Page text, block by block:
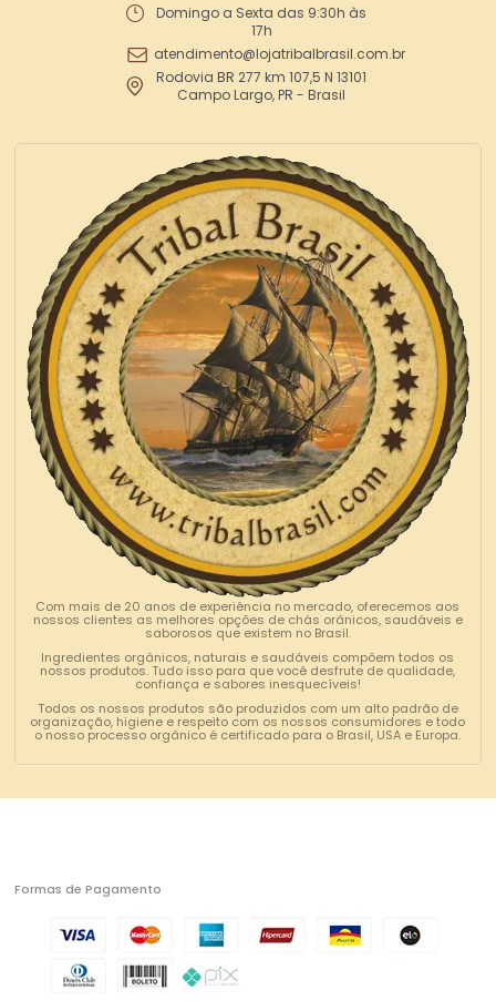
Domingo a Sexta das 9:30h às
17h
atendimento@lojatribalbrasil.com.br
Rodovia BR 277 km 107,5 N 13101
Campo Largo, PR - Brasil
Com mais de 20 anos de experiência no mercado, oferecemos aos
nossos clientes as melhores opções de chás orânicos, saudáveis e
saborosos que existem no Brasil.
Ingredientes orgânicos, naturais e saudáveis compõem todos os
nossos produtos. Tudo isso para que você desfrute de qualidade,
confiança e sabores inesquecíveis!
Todos os nossos produtos são produzidos com um alto padrão de
organização, higiene e respeito com os nossos consumidores e todo
o nosso processo orgânico é certificado para o Brasil, USA e Europa.
Formas de Pagamento